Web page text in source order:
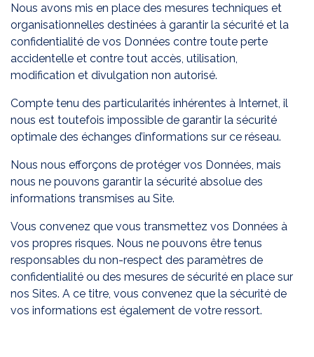
Nous avons mis en place des mesures techniques et
organisationnelles destinées à garantir la sécurité et la
confidentialité de vos Données contre toute perte
accidentelle et contre tout accès, utilisation,
modification et divulgation non autorisé.
Compte tenu des particularités inhérentes à Internet, il
nous est toutefois impossible de garantir la sécurité
optimale des échanges d’informations sur ce réseau.
Nous nous efforçons de protéger vos Données, mais
nous ne pouvons garantir la sécurité absolue des
informations transmises au Site.
Vous convenez que vous transmettez vos Données à
vos propres risques. Nous ne pouvons être tenus
responsables du non-respect des paramètres de
confidentialité ou des mesures de sécurité en place sur
nos Sites. A ce titre, vous convenez que la sécurité de
vos informations est également de votre ressort.